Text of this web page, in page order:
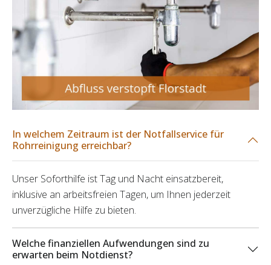
In welchem Zeitraum ist der Notfallservice für
Rohrreinigung erreichbar?
Unser Soforthilfe ist Tag und Nacht einsatzbereit,
inklusive an arbeitsfreien Tagen, um Ihnen jederzeit
unverzügliche Hilfe zu bieten.
Welche finanziellen Aufwendungen sind zu
erwarten beim Notdienst?